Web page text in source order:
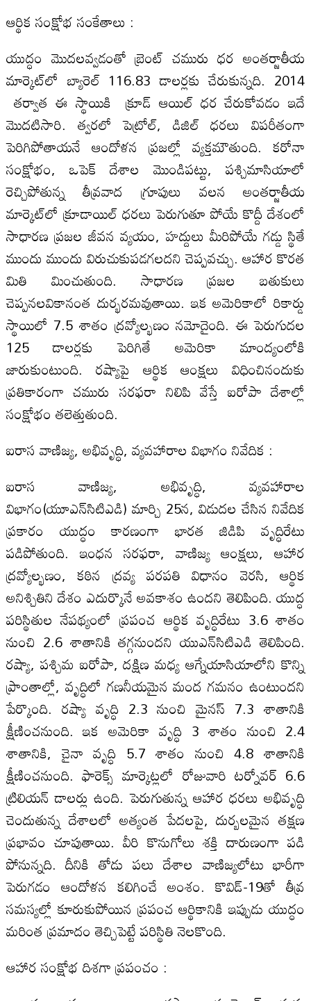
ఆర్థిక సంక్షోభ సంకేతాలు :
యుద్ధం మొదలవ్వడంతో బ్రెంట్‌ చమురు ధర అంతర్జాతీయ
మార్కెట్‌లో బ్యారెల్‌ 116.83 డాలర్లకు చేరుకున్నది. 2014
తర్వాత ఈ స్థాయికి క్రూడ్‌ ఆయిల్‌ ధర చేరుకోవడం ఇదే
మొదటిసారి. త్వరలో పెట్రోల్‌, డిజిల్‌ ధరలు విపరీతంగా
పెరిగిపోతాయనే ఆందోళన ప్రజల్లో వ్యక్తమౌతుంది. కరోనా
సంక్షోభం, ఒపెక్‌ దేశాల మొండిపట్టు, పశ్చిమాసియాలో
రెచ్చిపోతున్న తీవ్రవాద గ్రూపులు వలన అంతర్జాతీయ
మార్కెట్‌లో క్రూడాయిల్‌ ధరలు పెరుగుతూ పోయే కొద్దీ దేశంలో
సాధారణ ప్రజల జీవన వ్యయం, హద్దులు మీరిపోయే గడ్డు స్థితే
ముందు ముందు విరుచుకుపడగలదని చెప్పవచ్చు. ఆహార కొరత
మితి మించుతుంది. సాధారణ ప్రజల బతుకులు
చెప్పనలవికానంత దుర్భరమవుతాయి. ఇక అమెరికాలో రికార్డు
స్థాయిలో 7.5 శాతం ద్రవ్యోల్భణం నమోదైంది. ఈ పెరుగుదల
125 డాలర్లకు పెరిగితే అమెరికా మాంద్యంలోకి
జారుకుంటుంది. రష్యాపై ఆర్థిక ఆంక్షలు విధించినందుకు
ప్రతికారంగా చమురు సరఫరా నిలిపి వేస్తే ఐరోపా దేశాల్లో
సంక్షోభం తలెత్తుతుంది.
ఐరాస వాణిజ్య, అభివృద్ధి, వ్యవహారాల విభాగం నివేదిక :
ఐరాస వాణిజ్య, అభివృద్ధి, వ్యవహారాల
విభాగం(యూఎన్‌సిటిఎడి) మార్చి 25న, విడుదల చేసిన నివేదిక
ప్రకారం యుద్ధం కారణంగా భారత జిడిపి వృద్ధిరేటు
పడిపోతుంది. ఇంధన సరఫరా, వాణిజ్య ఆంక్షలు, ఆహార
ద్రవ్యోల్భణం, కఠిన ద్రవ్య పరపతి విధానం వెరసి, ఆర్థిక
అనిశ్చితిని దేశం ఎదుర్కొనే అవకాశం ఉందని తెలిపింది. యుద్ధ
పరిస్థితుల నేపథ్యంలో ప్రపంచ ఆర్థిక వృద్ధిరేటు 3.6 శాతం
నుంచి 2.6 శాతానికి తగ్గనుందని యుఎన్‌సిటిఎడి తెలిపింది.
రష్యా, పశ్చిమ ఐరోపా, దక్షిణ మధ్య ఆగ్నేయాసియాలోని కొన్ని
ప్రాంతాల్లో, వృద్ధిలో గణనీయమైన మంద గమనం ఉంటుందని
పేర్కొంది. రష్యా వృద్ధి 2.3 నుంచి మైనస్‌ 7.3 శాతానికి
క్షీణించనుంది. ఇక అమెరికా వృద్ధి 3 శాతం నుంచి 2.4
శాతానికి, చైనా వృద్ధి 5.7 శాతం నుంచి 4.8 శాతానికి
క్షీణించనుంది. ఫారెక్స్‌ మార్కెట్లలో రోజువారి టర్నోవర్‌ 6.6
ట్రిలియన్‌ డాలర్లు ఉంది. పెరుగుతున్న ఆహార ధరలు అభివృద్ధి
చెందుతున్న దేశాలలో అత్యంత పేదలపై, దుర్బలమైన తక్షణ
ప్రభావం చూపుతాయి. వీరి కొనుగోలు శక్తి దారుణంగా పడి
పోనున్నది. దీనికి తోడు పలు దేశాల వాణిజ్యలోటు భారీగా
పెరుగడం ఆందోళన కలిగించే అంశం. కొవిడ్‌-19తో తీవ్ర
సమస్యల్లో కూరుకుపోయిన ప్రపంచ ఆర్థికానికి ఇప్పుడు యుద్ధం
మరింత ప్రమాదం తెచ్చిపెట్టే పరిస్థితి నెలకొంది.
ఆహార సంక్షోభ దిశగా ప్రపంచం :